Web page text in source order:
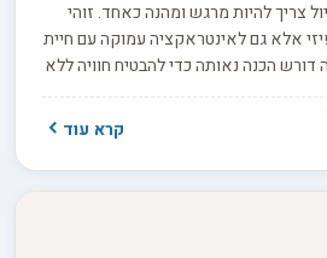
צריך להיות מרגש ומהנה כאחד. זוהי
אלא גם לאינטראקציה עמוקה עם חיית
הכנה נאותה כדי להבטיח חוויה ללא
החיוניות שיש לשקול לפני
קרא עוד